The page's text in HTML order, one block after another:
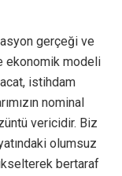
gerçeği ve
ekonomik modeli
istihdam
nominal
vericidir. Biz
olumsuz
bertaraf